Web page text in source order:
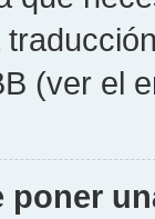
(ver el
poner